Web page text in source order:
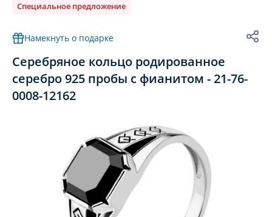
Специальное предложение
Намекнуть о подарке
Серебряное кольцо родированное
серебро 925 пробы с фианитом - 21-76-
0008-12162